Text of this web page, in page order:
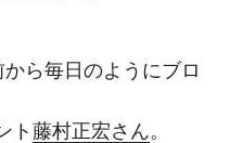
ら毎日のようにブロ
ト藤村正宏さん。